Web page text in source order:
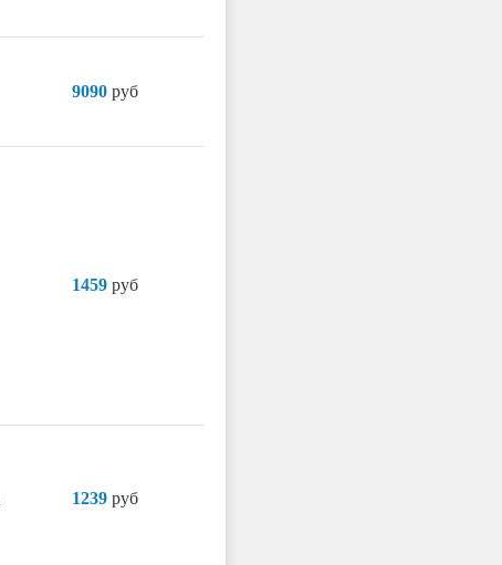
9090 руб
1459 руб
1239 руб